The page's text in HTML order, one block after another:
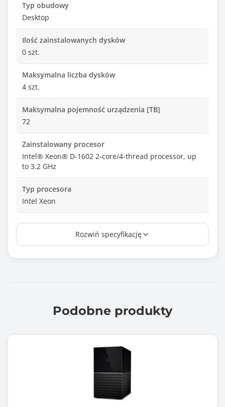
Typ obudowy
Desktop
Ilość zainstalowanych dysków
0 szt.
Maksymalna liczba dysków
4 szt.
Maksymalna pojemność urządzenia [TB]
72
Zainstalowany procesor
Intel® Xeon® D-1602 2-core/4-thread processor, up
to 3.2 GHz
Typ procesora
Intel Xeon
Ilość zainstalowanych procesorów
Maksymalna ilość procesorów
Ilość portów RJ-45 10/100MbE
Rozwiń specyfikację
Podobne produkty